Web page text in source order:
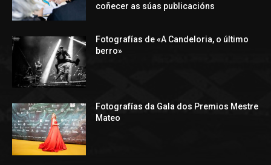
coñecer as súas publicacións
Fotografías de «A Candeloria, o último
berro»
Fotografías da Gala dos Premios Mestre
Mateo